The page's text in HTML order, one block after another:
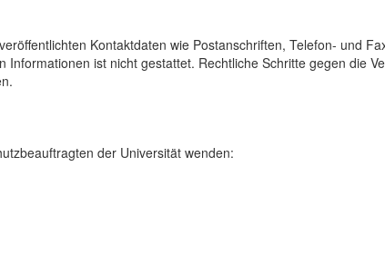
Kontaktdaten wie Postanschriften, Telefon- und
ist nicht gestattet. Rechtliche Schritte gegen die
der Universität wenden: